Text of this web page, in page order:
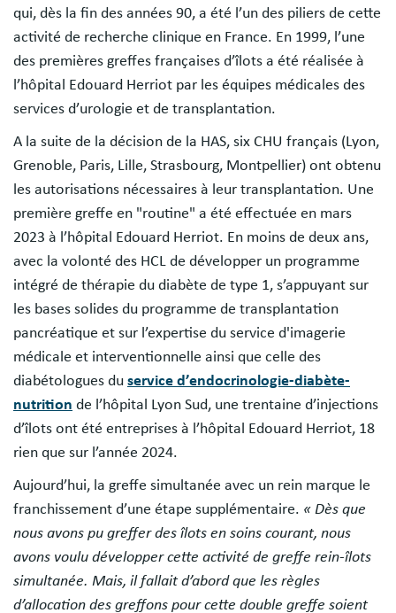
qui, dès la fin des années 90, a été l’un des piliers de cette
activité de recherche clinique en France. En 1999, l’une
des premières greffes françaises d’îlots a été réalisée à
l’hôpital Edouard Herriot par les équipes médicales des
services d’urologie et de transplantation.
A la suite de la décision de la HAS, six CHU français (Lyon,
Grenoble, Paris, Lille, Strasbourg, Montpellier) ont obtenu
les autorisations nécessaires à leur transplantation. Une
première greffe en "routine" a été effectuée en mars
2023 à l’hôpital Edouard Herriot. En moins de deux ans,
avec la volonté des HCL de développer un programme
intégré de thérapie du diabète de type 1, s’appuyant sur
les bases solides du programme de transplantation
pancréatique et sur l’expertise du service d'imagerie
médicale et interventionnelle ainsi que celle des
diabétologues du service d’endocrinologie-diabète-
nutrition de l’hôpital Lyon Sud, une trentaine d’injections
d’îlots ont été entreprises à l’hôpital Edouard Herriot, 18
rien que sur l’année 2024.
Aujourd’hui, la greffe simultanée avec un rein marque le
franchissement d’une étape supplémentaire. « Dès que
nous avons pu greffer des îlots en soins courant, nous
avons voulu développer cette activité de greffe rein-îlots
simultanée. Mais, il fallait d’abord que les règles
d’allocation des greffons pour cette double greffe soient